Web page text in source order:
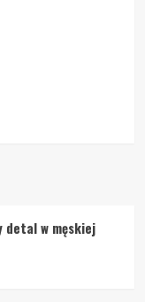
detal w męskiej